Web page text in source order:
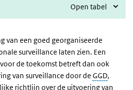
Open tabel
van een goed georganiseerde
surveillance laten zien. Een
de toekomst betreft dan ook
van surveillance door de GGD,
richtlijn over de uitvoering van